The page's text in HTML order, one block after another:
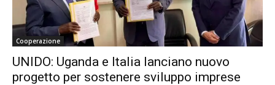
Cooperazione
UNIDO: Uganda e Italia lanciano nuovo
progetto per sostenere sviluppo imprese